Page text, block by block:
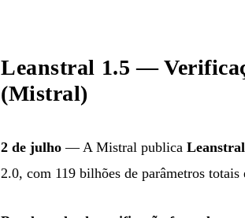
Leanstral 1.5 —
(Mistral)
2 de julho — A Mistral publica
2.0, com 119 bilhões de parâmetros